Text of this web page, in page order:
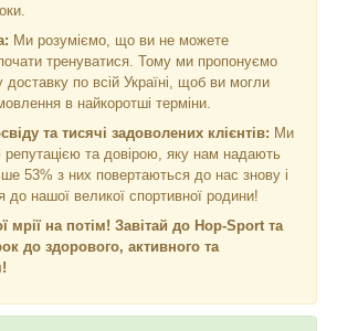
Ми розуміємо, що ви не можете
тренуватися. Тому ми пропонуємо
доставку по всій Україні, щоб ви могли
в найкоротші терміни.
та тисячі задоволених клієнтів: Ми
та довірою, яку нам надають
53% з них повертаються до нас знову і
до нашої великої спортивної родини!
мрії на потім! Завітай до Hop-Sport та
до здорового, активного та